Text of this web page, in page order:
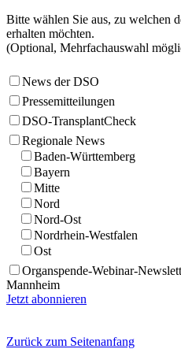
Bitte wählen Sie aus, zu welchen
erhalten möchten.
(Optional, Mehrfachauswahl
News der DSO
Pressemitteilungen
DSO-TransplantCheck
Regionale News
Baden-Württemberg
Bayern
Mitte
Nord
Nord-Ost
Nordrhein-Westfalen
Ost
Organspende-Webinar-
Mannheim
Jetzt abonnieren
Zurück zum Seitenanfang